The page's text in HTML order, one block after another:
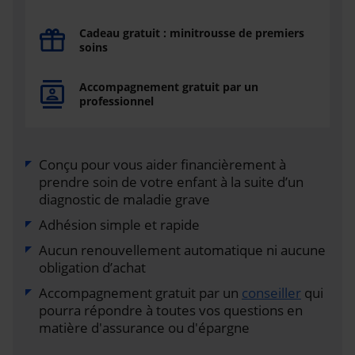
Cadeau gratuit : minitrousse de premiers
soins
Accompagnement gratuit par un
professionnel
Conçu pour vous aider financièrement à
prendre soin de votre enfant à la suite d’un
diagnostic de maladie grave
Adhésion simple et rapide
Aucun renouvellement automatique ni aucune
obligation d’achat
Accompagnement gratuit par un conseiller qui
pourra répondre à toutes vos questions en
matière d'assurance ou d'épargne